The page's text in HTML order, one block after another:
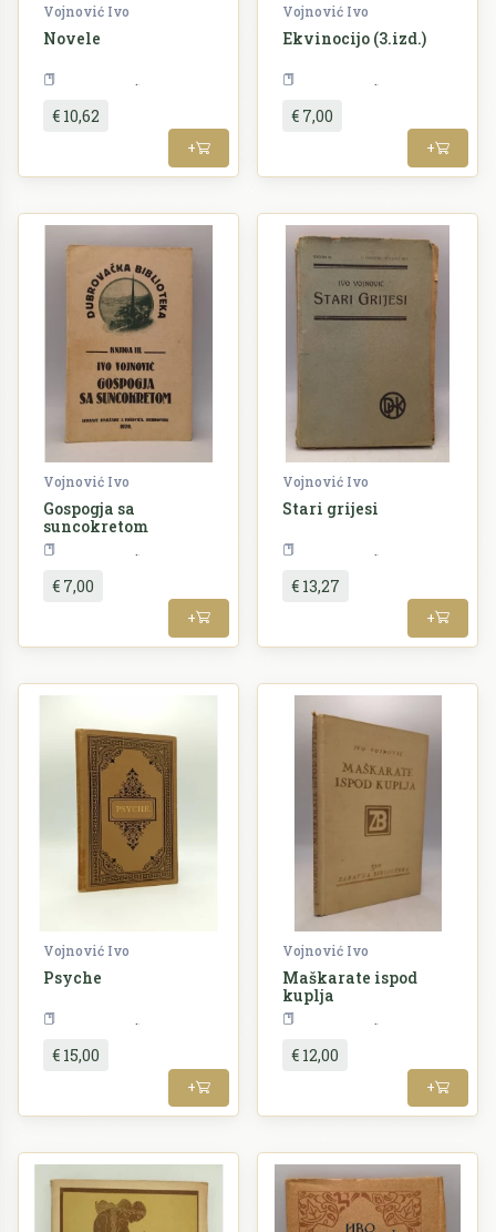
Vojnović Ivo
Novele
€ 10,62
+
Vojnović Ivo
Ekvinocijo (3.izd.)
€ 7,00
+
Vojnović Ivo
Gospogja sa
suncokretom
€ 7,00
+
Vojnović Ivo
Stari grijesi
€ 13,27
+
Vojnović Ivo
Psyche
€ 15,00
+
Vojnović Ivo
Maškarate ispod
kuplja
€ 12,00
+